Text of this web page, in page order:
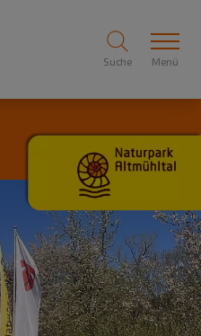
Suche Menü